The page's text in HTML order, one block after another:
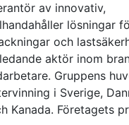
av innovativ,
lösningar
och
aktör inom
Gruppens
i Sverige,
Kanada. Företagets